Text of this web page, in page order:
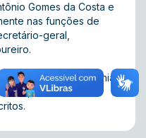
Gomes da Costa e
nas funções de
geral,
da Paraúna e Turvânia
As cinco